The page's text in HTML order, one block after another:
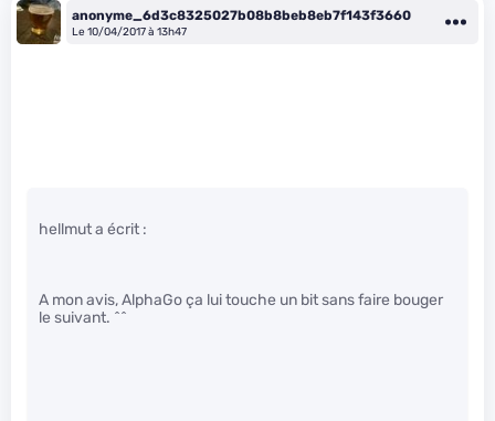
anonyme_6d3c8325027b08b8beb8eb7f143f3660
Le 10/04/2017 à 13h47
hellmut a écrit :
A mon avis, AlphaGo ça lui touche un bit sans faire bouger
le suivant. ^^